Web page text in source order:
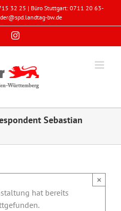
32 25 | Büro Stuttgart: 0711 20 63-
bw.de
FacebookInstagram
Sebastian
hat bereits
×